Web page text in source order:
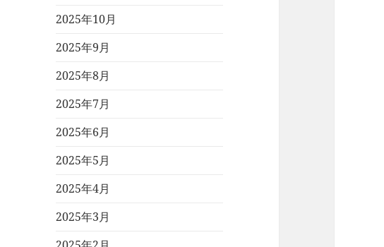
2025年10月
2025年9月
2025年8月
2025年7月
2025年6月
2025年5月
2025年4月
2025年3月